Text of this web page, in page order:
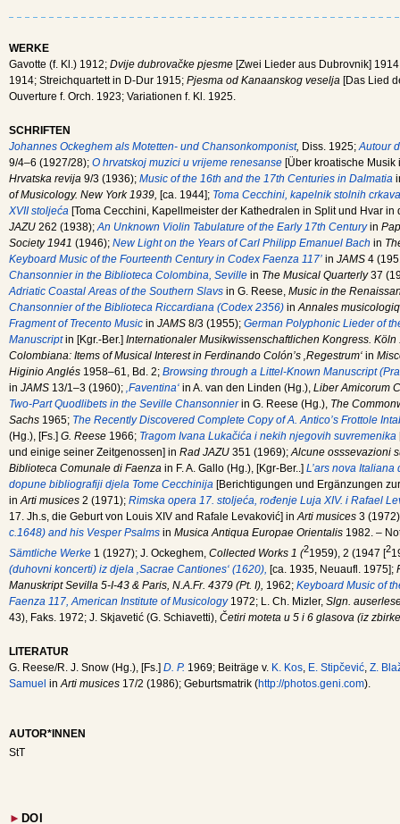
WERKE
Gavotte (f. Kl.) 1912; Dvije dubrovačke pjesme [Zwei Lieder aus Dubrovnik]
1914; Streichquartett in D-Dur 1915; Pjesma od Kanaanskog veselja [Das Lied
Ouverture f. Orch. 1923; Variationen f. Kl. 1925.
SCHRIFTEN
Johannes Ockeghem als Motetten- und Chansonkomponist, Diss. 1925; Autour
9/4–6 (1927/28); O hrvatskoj muzici u vrijeme renesanse [Über kroatische Musik
Hrvatska revija 9/3 (1936); Music of the 16th and the 17th Centuries in Dalmatia
of Musicology. New York 1939, [ca. 1944]; Toma Cecchini, kapelnik stolnih
XVII stoljeća [Toma Cecchini, Kapellmeister der Kathedralen in Split und Hvar
JAZU 262 (1938); An Unknown Violin Tabulature of the Early 17th Centuryin
Society 1941 (1946); New Light on the Years of Carl Philipp Emanuel Bach in
Keyboard Music of the Fourteenth Century in Codex Faenza 117’ in JAMS 4
Chansonnier in the Biblioteca Colombina, Seville in The Musical Quarterly37
Adriatic Coastal Areas of the Southern Slavs in G. Reese, Music in the
Chansonnier of the Biblioteca Riccardiana (Codex 2356) in Annales
Fragment of Trecento Music in JAMS 8/3 (1955); German Polyphonic Lieder of
Manuscriptin [Kgr.-Ber.] Internationaler Musikwissenschaftlichen Kongress.
Colombiana: Items of Musical Interest in Ferdinando Colón’s ‚Regestrum‘ in
Higinio Anglés 1958–61, Bd. 2; Browsing through a Littel-Known Manuscript
in JAMS 13/1–3 (1960); ‚Faventina‘ in A. van den Linden (Hg.), Liber Amicorum
Two-Part Quodlibets in the Seville Chansonnierin G. Reese (Hg.), The
Sachs 1965; The Recently Discovered Complete Copy of A. Antico’s Frottole
(Hg.), [Fs.] G. Reese 1966; Tragom Ivana Lukačića i nekih njegovih suvremenika
und einige seiner Zeitgenossen] in Rad JAZU 351 (1969); Alcune osssevazioni
Biblioteca Comunale di Faenza in F. A. Gallo (Hg.), [Kgr-Ber..] L’ars nova
dopune bibliografiji djela Tome Cecchinija [Berichtigungen und Ergänzungen
in Arti musices 2 (1971); Rimska opera 17. stoljeća, rođenje Luja XIV. i Rafael
17. Jh.s, die Geburt von Louis XIV and Rafale Levaković] in Arti musices 3
c.1648) and his Vesper Psalms in Musica Antiqua Europae Orientalis 1982. –
Sämtliche Werke 1 (1927); J. Ockeghem, Collected Works 1 (21959), 2 (1947 [2
(duhovni koncerti) iz djela ‚Sacrae Cantiones‘ (1620), [ca. 1935, Neuaufl. 1975];
Manuskript Sevilla 5-I-43 & Paris, N.A.Fr. 4379 (Pt. I), 1962; Keyboard Music of
Faenza 117, American Institute of Musicology 1972; L. Ch. Mizler, Slgn.
43), Faks. 1972; J. Skjavetić (G. Schiavetti), Četiri moteta u 5 i 6 glasova (iz
LITERATUR
G. Reese/R. J. Snow (Hg.), [Fs.] D. P. 1969; Beiträge v. K. Kos E. Stipčević Z.
Samuel in Arti musices 17/2 (1986); Geburtsmatrik (http://photos.geni.com).
AUTOR*INNEN
StT
► DOI